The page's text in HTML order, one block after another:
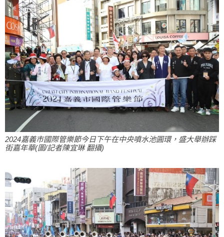
2024嘉義市國際管樂節今日下午在中央噴水池圓環，盛大舉辦踩
街嘉年華(圖/記者陳宜琳 翻攝)